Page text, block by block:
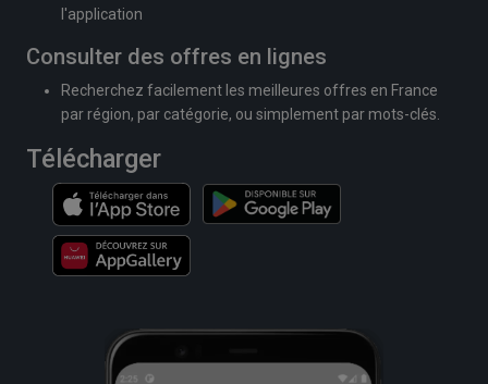
l'application
Consulter des offres en lignes
Recherchez facilement les meilleures offres en France
par région, par catégorie, ou simplement par mots-clés.
Télécharger